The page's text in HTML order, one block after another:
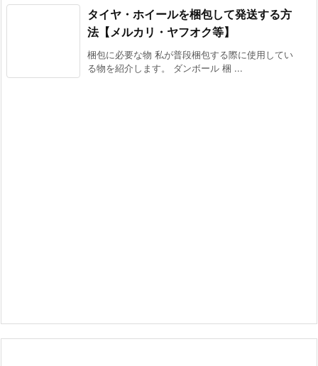
タイヤ・ホイールを梱包して発送する方
法【メルカリ・ヤフオク等】
梱包に必要な物 私が普段梱包する際に使用してい
る物を紹介します。 ダンボール 梱 ...